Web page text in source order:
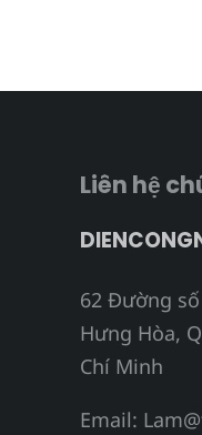
Liên hệ
62 Đường
Hưng Hòa,
Chí Minh
Email: